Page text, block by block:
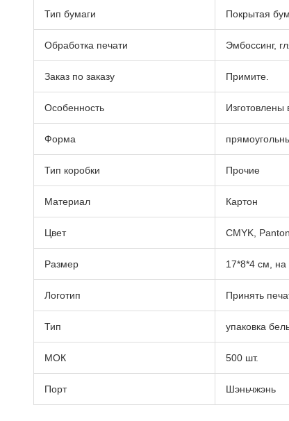
Тип бумаги Покрытая
Обработка печати Эмбоссинг,
Заказ по заказу Примите.
Особенность Изготовлены
Форма
Тип коробки Прочие
Материал Картон
Цвет CMYK,
Размер 17*8*4 см, на
Логотип Принять
Тип упаковка
МОК 500 шт.
Порт Шэньчжэнь